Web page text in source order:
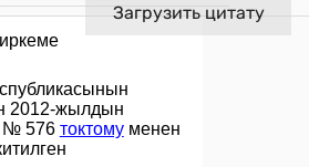
Загрузить цитату